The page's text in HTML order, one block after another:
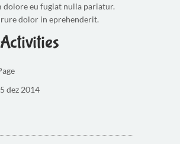
dolore eu fugiat nulla pariatur.
dolor in eprehenderit.
dez 2014